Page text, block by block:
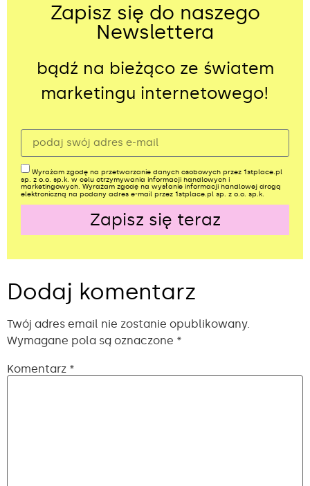
Zapisz się do naszego
Newslettera
bądź na bieżąco ze światem
marketingu internetowego!
Wyrażam zgodę na przetwarzanie danych osobowych przez 1stplace.pl
sp. z o.o. sp.k. w celu otrzymywania informacji handlowych i
marketingowych. Wyrażam zgodę na wysłanie informacji handlowej drogą
elektroniczną na podany adres e-mail przez 1stplace.pl sp. z o.o. sp.k.
Zapisz się teraz
Dodaj komentarz
Twój adres email nie zostanie opublikowany.
Wymagane pola są oznaczone *
Komentarz *